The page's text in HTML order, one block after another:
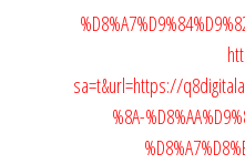
sa=t&url=https://
%8A-